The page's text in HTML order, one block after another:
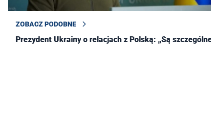
ZOBACZ PODOBNE
Prezydent Ukrainy o relacjach z Polską: „Są szczególne!"